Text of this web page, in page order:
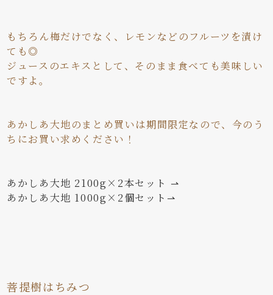
もちろん梅だけでなく、レモンなどのフルーツを漬け
ても◎
ジュースのエキスとして、そのまま食べても美味しい
ですよ。
あかしあ大地のまとめ買いは期間限定なので、今のう
ちにお買い求めください！
あかしあ大地 2100g×2本セット ⇀
あかしあ大地 1000g×2個セット⇀
菩提樹はちみつ